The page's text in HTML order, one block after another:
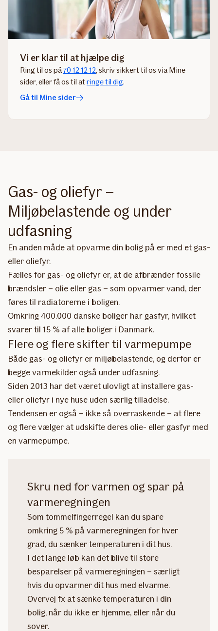
Vi er klar til at hjælpe dig
Ring til os på70 12 12 12 , skriv sikkert til os via Mine
sider​, eller få os til at ringe til dig​.​​​​​​​​​
Gå til Mine sider
Gas- og oliefyr –
Miljøbelastende og under
udfasning
En anden måde at opvarme din bolig på er med et gas-
eller oliefyr.
Fælles for gas- og oliefyr er, at de afbrænder fossile
brændsler – olie eller gas – som opvarmer vand, der
føres til radiatorerne i boligen.
Omkring 400.000 danske boliger har gasfyr, hvilket
svarer til 15 % af alle boliger i Danmark.
Flere og flere skifter til varmepumpe
Både gas- og oliefyr er miljøbelastende, og derfor er
begge varmekilder også under udfasning.
Siden 2013 har det været ulovligt at installere gas-
eller oliefyr i nye huse uden særlig tilladelse.
Tendensen er også – ikke så overraskende – at flere
og flere vælger at udskifte deres olie- eller gasfyr med
en varmepumpe.
Skru ned for varmen og spar på
varmeregningen
Som tommelfingerregel kan du spare
omkring 5 % på varmeregningen for hver
grad, du sænker temperaturen i dit hus.
I det lange løb kan det blive til store
besparelser på varmeregningen – særligt
hvis du opvarmer dit hus med elvarme.
Overvej fx at sænke temperaturen i din
bolig, når du ikke er hjemme, eller når du
sover.